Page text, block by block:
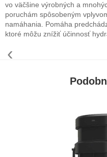
vo väčšine výrobných a
poruchám spôsobeným
namáhania. Pomáha
ktoré môžu znížiť účinnosť
‹